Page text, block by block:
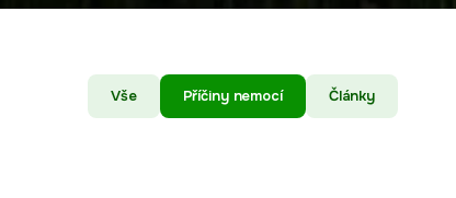
Vše Příčiny nemocí Články